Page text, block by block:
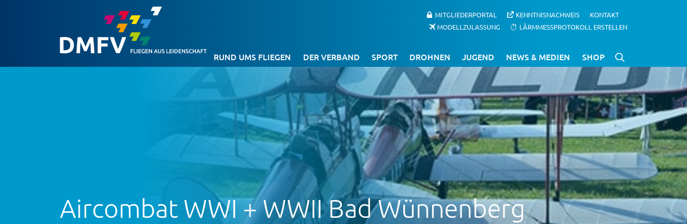
MITGLIEDERPORTAL KENNTNISNACHWEIS
KONTAKT
MODELLZULASSUNG
LÄRMMESSPROTOKOLL ERSTELLEN
RUND UMS FLIEGEN DER VERBAND SPORT DROHNEN JUGEND NEWS & MEDIEN SHOP
Aircombat WWI + WWII Bad Wünnenberg